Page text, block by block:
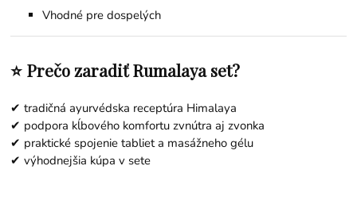
Vhodné pre dospelých
⭐ Prečo zaradiť Rumalaya set?
✔ tradičná ayurvédska receptúra Himalaya
✔ podpora kĺbového komfortu zvnútra aj zvonka
✔ praktické spojenie tabliet a masážneho gélu
✔ výhodnejšia kúpa v sete